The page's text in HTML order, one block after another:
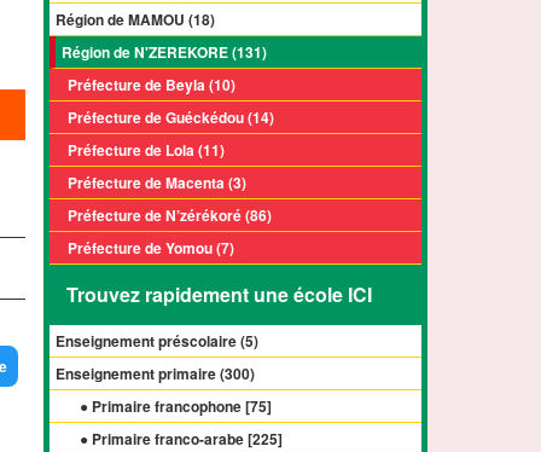
Région de MAMOU (18)
Région de N'ZEREKORE (131)
Préfecture de Beyla (10)
Préfecture de Guéckédou (14)
Préfecture de Lola (11)
Préfecture de Macenta (3)
Préfecture de N’zérékoré (86)
Préfecture de Yomou (7)
Trouvez rapidement une école ICI
Enseignement préscolaire (5)
Enseignement primaire (300)
● Primaire francophone [75]
● Primaire franco-arabe [225]